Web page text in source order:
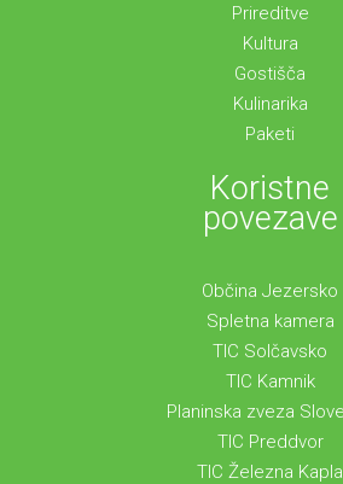
Prireditve
Kultura
Gostišča
Kulinarika
Paketi
Koristne
povezave
Občina Jezersko
Spletna kamera
TIC Solčavsko
TIC Kamnik
Planinska zveza
TIC Preddvor
TIC Železna Kapla